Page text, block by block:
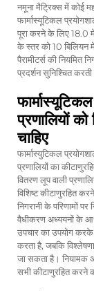
नमूना मैट्रिक्स में कोई
फार्मास्यूटिकल
पूरा करने के लिए 18.0
के स्तर को 10 बिलियन
पैरामीटर्स की नियमित
प्रदर्शन सुनिश्चित करती
प्रणालियों
चाहिए
फार्मास्युटिकल
प्रणालियों का
वितरण लूप वाली
विशिष्ट कीटाणुरहित
निगरानी के परिणामों
वैधीकरण अध्ययनों के
उपचार का उपयोग करके
करता है, जबकि
जा सकता है। नियामक
सभी कीटाणुरहित करने